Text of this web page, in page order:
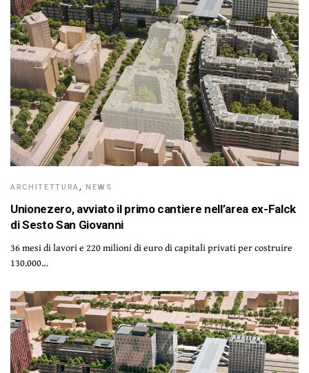
ARCHITETTURA,NEWS
Unionezero, avviato il primo cantiere nell’area ex-Falck
di Sesto San Giovanni
36 mesi di lavori e 220 milioni di euro di capitali privati per costruire
130.000…